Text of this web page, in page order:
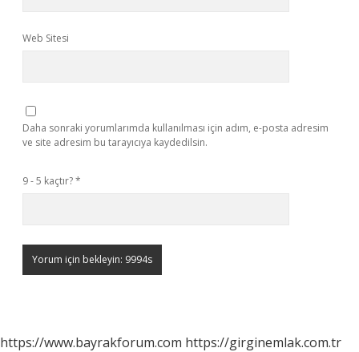
Web Sitesi
Daha sonraki yorumlarımda kullanılması için adım, e-posta adresim
ve site adresim bu tarayıcıya kaydedilsin.
9 - 5 kaçtır?*
https://www.bayrakforum.com https://girginemlak.com.tr